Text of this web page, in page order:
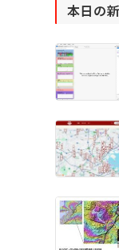
本日の